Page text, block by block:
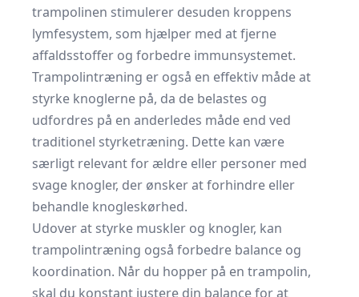
trampolinen stimulerer desuden kroppens
lymfesystem, som hjælper med at fjerne
affaldsstoffer og forbedre immunsystemet.
Trampolintræning er også en effektiv måde at
styrke knoglerne på, da de belastes og
udfordres på en anderledes måde end ved
traditionel styrketræning. Dette kan være
særligt relevant for ældre eller personer med
svage knogler, der ønsker at forhindre eller
behandle knogleskørhed.
Udover at styrke muskler og knogler, kan
trampolintræning også forbedre balance og
koordination. Når du hopper på en trampolin,
skal du konstant justere din balance for at